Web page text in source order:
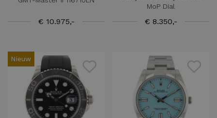
€ 10.975,-
MoP Dial
€ 8.350,-
Nieuw